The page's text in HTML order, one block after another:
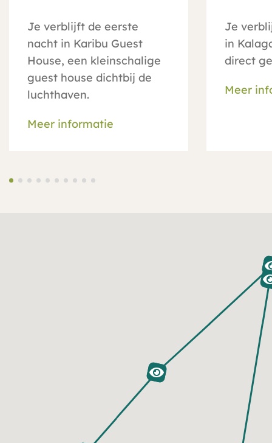
Je verblijft de eerste
nacht in Karibu Guest
House, een kleinschalige
guest house dichtbij de
luchthaven.
Meer informatie
Je
in
direct
Meer